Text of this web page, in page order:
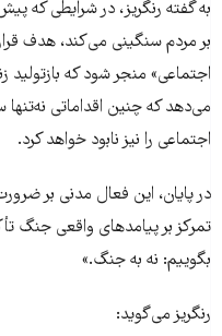
به گفته رنگریز، در شرایطی که
بر مردم سنگینی می‌کند، هدف
اجتماعی» منجر شود که
می‌دهد که چنین اقداماتی نه‌تنها
اجتماعی را نیز نابود خواهد کرد.
در پایان، این فعال مدنی بر
تمرکز بر پیامدهای واقعی جنگ
بگوییم: نه به جنگ.»
رنگریز می‌گوید: